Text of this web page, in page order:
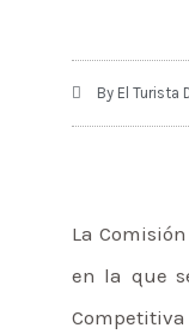
By El Turista
La
en la que